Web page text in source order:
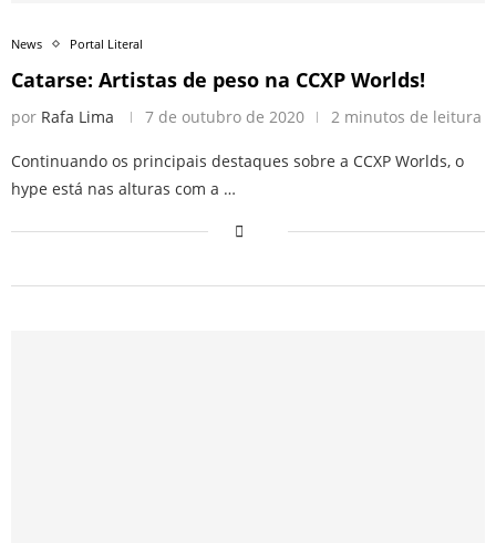
News Portal Literal
Catarse: Artistas de peso na CCXP Worlds!
por Rafa Lima 7 de outubro de 2020 2 minutos de leitura
Continuando os principais destaques sobre a CCXP Worlds, o
hype está nas alturas com a …